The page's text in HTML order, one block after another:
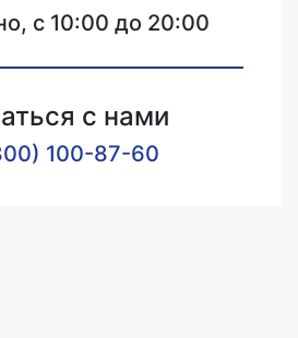
с 10:00 до 20:00
с нами
100-87-60